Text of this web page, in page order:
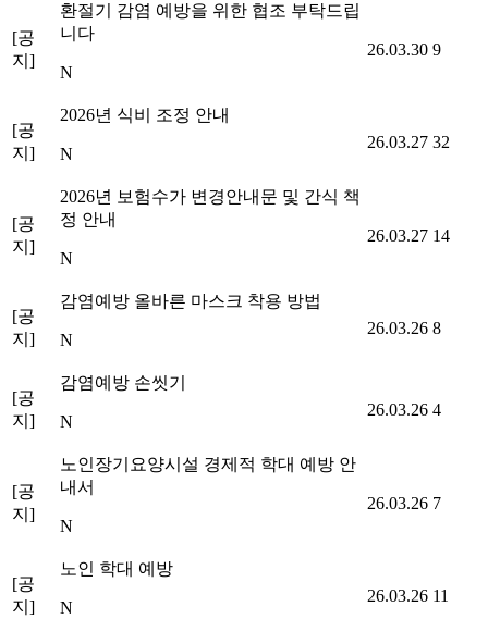
[공
지]
환절기 감염 예방을 위한 협조 부탁드립
니다
N
26.03.30 9
[공
지]
2026년 식비 조정 안내
N
26.03.27 32
[공
지]
2026년 보험수가 변경안내문 및 간식 책
정 안내
N
26.03.27 14
[공
지]
감염예방 올바른 마스크 착용 방법
N
26.03.26 8
[공
지]
감염예방 손씻기
N
26.03.26 4
[공
지]
노인장기요양시설 경제적 학대 예방 안
내서
N
26.03.26 7
[공
지]
노인 학대 예방
N
26.03.26 11